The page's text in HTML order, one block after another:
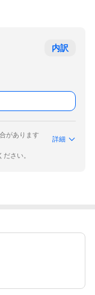
内訳
があります
詳細
さい。